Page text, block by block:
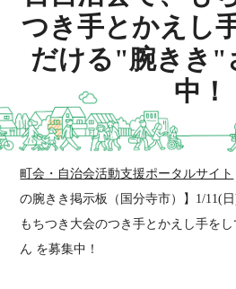
やさしい日本語
ひらがなをつける
つき手とかえし
だける"腕きき"
中！
町会・自治会活動支援ポータルサイト
の腕きき掲示板（国分寺市）】1/11(
もちつき大会のつき手とかえし手を
ん を募集中！